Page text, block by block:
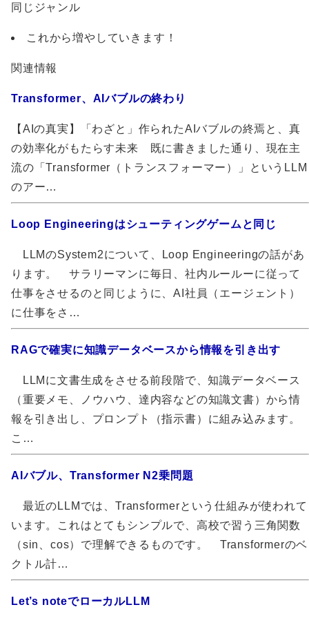
同じジャンル
これから増やしていきます！
関連情報
Transformer、AIバブルの終わり
【AIの真実】「わざと」作られたAIバブルの終焉と、真
の効率化がもたらす未来 既に書きました通り、現在主
流の「Transformer（トランスフォーマー）」というLLM
のアー…
Loop Engineeringはシューティングゲームと同じ
LLMのSystem2について、Loop Engineeringの話があ
ります。 サラリーマンに毎日、社内ルールーに従って
仕事をさせるのと同じように、AI社員（エージェント）
に仕事をさ…
RAGで確実に知識データベースから情報を引き出す
LLMに文書生成をさせる前段階で、知識データベース
（重要メモ、ノウハウ、達内容などの知識文書）から情
報を引き出し、プロンプト（指示書）に組み込みます。
こ…
AIバブル、Transformer N2乗問題
最近のLLMでは、Transformerという仕組みが使われて
います。これはとてもシンプルで、高校で習う三角関数
（sin、cos）で理解できるものです。 Transformerのベ
クトル計…
Let’s noteでローカルLLM